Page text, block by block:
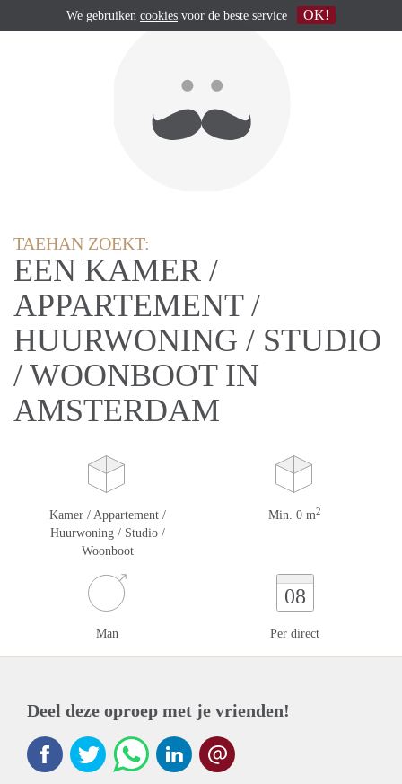
TAEHAN ZOEKT:
EEN KAMER /
APPARTEMENT /
HUURWONING / STUDIO
/ WOONBOOT IN
AMSTERDAM
Kamer / Appartement /
Huurwoning / Studio /
Woonboot
Min. 0 m2
Man
08
Per direct
Deel deze oproep met je vrienden!
We gebruiken cookies voor de beste service OK!